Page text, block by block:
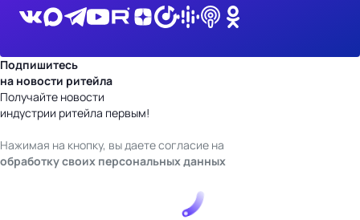
Подпишитесь
на новости ритейла
Получайте новости
индустрии ритейла первым!
Нажимая на кнопку, вы даете согласие на
обработку своих персональных данных